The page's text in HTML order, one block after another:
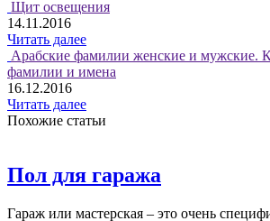
Щит освещения
14.11.2016
Читать далее
Арабские фамилии женские и мужские.
фамилии и имена
16.12.2016
Читать далее
Похожие статьи
Пол для гаража
Гараж или мастерская – это очень